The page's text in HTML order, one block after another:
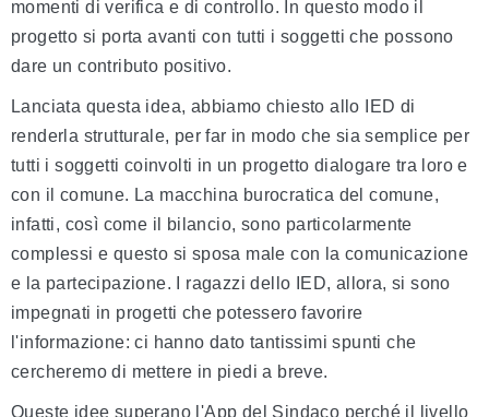
momenti di verifica e di controllo. In questo modo il
progetto si porta avanti con tutti i soggetti che possono
dare un contributo positivo.
Lanciata questa idea, abbiamo chiesto allo IED di
renderla strutturale, per far in modo che sia semplice per
tutti i soggetti coinvolti in un progetto dialogare tra loro e
con il comune. La macchina burocratica del comune,
infatti, così come il bilancio, sono particolarmente
complessi e questo si sposa male con la comunicazione
e la partecipazione. I ragazzi dello IED, allora, si sono
impegnati in progetti che potessero favorire
l'informazione: ci hanno dato tantissimi spunti che
cercheremo di mettere in piedi a breve.
Queste idee superano l'App del Sindaco perché il livello